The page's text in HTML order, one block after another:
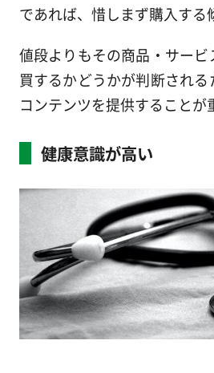
であれば、惜しまず購入する
値段よりもその商品・サー
買するかどうかが判断され
コンテンツを提供することが
健康意識が高い